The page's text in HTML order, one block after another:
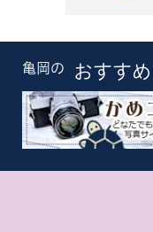
亀岡の おすすめ